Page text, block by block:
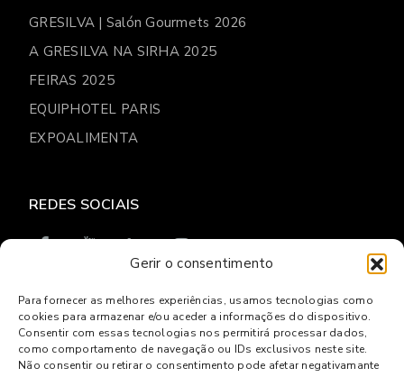
Gerir o consentimento
Para fornecer as melhores experiências, usamos tecnologias como
cookies para armazenar e/ou aceder a informações do dispositivo.
Consentir com essas tecnologias nos permitirá processar dados,
como comportamento de navegação ou IDs exclusivos neste site.
Não consentir ou retirar o consentimento pode afetar negativamante
GRESILVA | Salón Gourmets 2026
A GRESILVA NA SIRHA 2025
FEIRAS 2025
EQUIPHOTEL PARIS
EXPOALIMENTA
REDES SOCIAIS
© 2026Gresilva
Política de privacidade
Livro de reclamações Online
Centro de Arbitragem e Conflitos de Lisboa